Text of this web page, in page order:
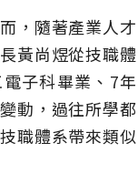
，隨著產業人才
黃尚煜從技職體
子科畢業、7年
動，過往所學都
職體系帶來類似